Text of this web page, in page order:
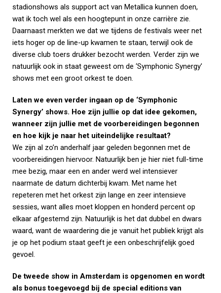
stadionshows als support act van Metallica kunnen doen,
wat ik toch wel als een hoogtepunt in onze carrière zie.
Daarnaast merkten we dat we tijdens de festivals weer net
iets hoger op de line-up kwamen te staan, terwijl ook de
diverse club toers drukker bezocht werden. Verder zijn we
natuurlijk ook in staat geweest om de ‘Symphonic Synergy’
shows met een groot orkest te doen.
Laten we even verder ingaan op de ‘Symphonic
Synergy’ shows. Hoe zijn jullie op dat idee gekomen,
wanneer zijn jullie met de voorbereidingen begonnen
en hoe kijk je naar het uiteindelijke resultaat?
We zijn al zo’n anderhalf jaar geleden begonnen met de
voorbereidingen hiervoor. Natuurlijk ben je hier niet full-time
mee bezig, maar een en ander werd wel intensiever
naarmate de datum dichterbij kwam. Met name het
repeteren met het orkest zijn lange en zeer intensieve
sessies, want alles moet kloppen en honderd percent op
elkaar afgestemd zijn. Natuurlijk is het dat dubbel en dwars
waard, want de waardering die je vanuit het publiek krijgt als
je op het podium staat geeft je een onbeschrijfelijk goed
gevoel.
De tweede show in Amsterdam is opgenomen en wordt
als bonus toegevoegd bij de special editions van